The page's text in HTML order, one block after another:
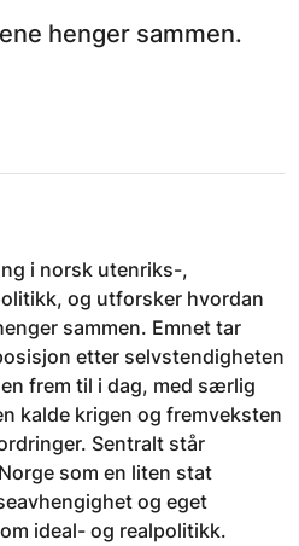
henger sammen.
i norsk utenriks-,
og utforsker hvordan
sammen. Emnet tar
etter selvstendigheten
frem til i dag, med særlig
kalde krigen og fremveksten
Sentralt står
som en liten stat
og eget
ideal- og realpolitikk.